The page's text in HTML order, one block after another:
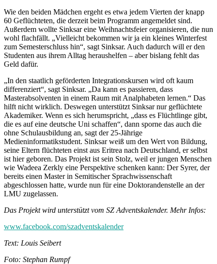
Wie den beiden Mädchen ergeht es etwa jedem Vierten der knapp
60 Geflüchteten, die derzeit beim Programm angemeldet sind.
Außerdem wollte Sinksar eine Weihnachtsfeier organisieren, die nun
wohl flachfällt. „Vielleicht bekommen wir ja ein kleines Winterfest
zum Semesterschluss hin“, sagt Sinksar. Auch dadurch will er den
Studenten aus ihrem Alltag heraushelfen – aber bislang fehlt das
Geld dafür.
„In den staatlich geförderten Integrationskursen wird oft kaum
differenziert“, sagt Sinksar. „Da kann es passieren, dass
Masterabsolventen in einem Raum mit Analphabeten lernen.“ Das
hilft nicht wirklich. Deswegen unterstützt Sinksar nur geflüchtete
Akademiker. Wenn es sich herumspricht, „dass es Flüchtlinge gibt,
die es auf eine deutsche Uni schaffen“, dann sporne das auch die
ohne Schulausbildung an, sagt der 25-Jährige
Medieninformatikstudent. Sinksar weiß um den Wert von Bildung,
seine Eltern flüchteten einst aus Eritrea nach Deutschland, er selbst
ist hier geboren. Das Projekt ist sein Stolz, weil er jungen Menschen
wie Wadeea Zerkly eine Perspektive schenken kann: Der Syrer, der
bereits einen Master in Semitischer Sprachwissenschaft
abgeschlossen hatte, wurde nun für eine Doktorandenstelle an der
LMU zugelassen.
Das Projekt wird unterstützt vom SZ Adventskalender. Mehr Infos:
www.facebook.com/szadventskalender
Text: Louis Seibert
Foto: Stephan Rumpf